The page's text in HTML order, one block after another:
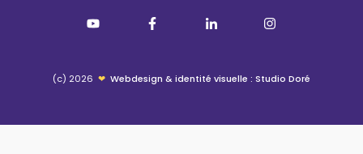
(c) 2026 ❤ Webdesign & identité visuelle : Studio Doré